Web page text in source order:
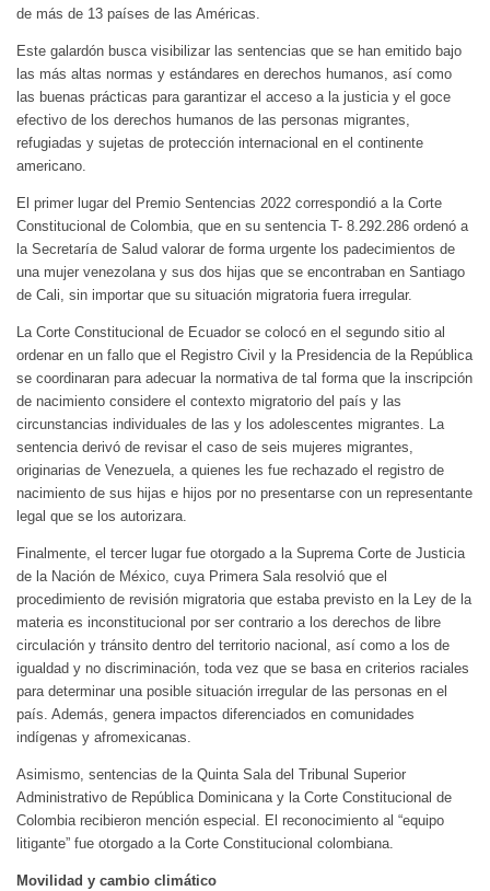
de más de 13 países de las Américas.
Este galardón busca visibilizar las sentencias que se han emitido bajo
las más altas normas y estándares en derechos humanos, así como
las buenas prácticas para garantizar el acceso a la justicia y el goce
efectivo de los derechos humanos de las personas migrantes,
refugiadas y sujetas de protección internacional en el continente
americano.
El primer lugar del Premio Sentencias 2022 correspondió a la Corte
Constitucional de Colombia, que en su sentencia T- 8.292.286 ordenó a
la Secretaría de Salud valorar de forma urgente los padecimientos de
una mujer venezolana y sus dos hijas que se encontraban en Santiago
de Cali, sin importar que su situación migratoria fuera irregular.
La Corte Constitucional de Ecuador se colocó en el segundo sitio al
ordenar en un fallo que el Registro Civil y la Presidencia de la República
se coordinaran para adecuar la normativa de tal forma que la inscripción
de nacimiento considere el contexto migratorio del país y las
circunstancias individuales de las y los adolescentes migrantes. La
sentencia derivó de revisar el caso de seis mujeres migrantes,
originarias de Venezuela, a quienes les fue rechazado el registro de
nacimiento de sus hijas e hijos por no presentarse con un representante
legal que se los autorizara.
Finalmente, el tercer lugar fue otorgado a la Suprema Corte de Justicia
de la Nación de México, cuya Primera Sala resolvió que el
procedimiento de revisión migratoria que estaba previsto en la Ley de la
materia es inconstitucional por ser contrario a los derechos de libre
circulación y tránsito dentro del territorio nacional, así como a los de
igualdad y no discriminación, toda vez que se basa en criterios raciales
para determinar una posible situación irregular de las personas en el
país. Además, genera impactos diferenciados en comunidades
indígenas y afromexicanas.
Asimismo, sentencias de la Quinta Sala del Tribunal Superior
Administrativo de República Dominicana y la Corte Constitucional de
Colombia recibieron mención especial. El reconocimiento al “equipo
litigante” fue otorgado a la Corte Constitucional colombiana.
Movilidad y cambio climático